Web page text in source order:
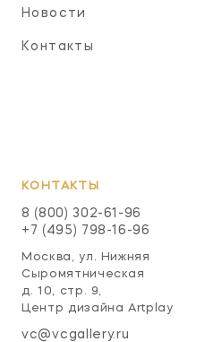
Новости
Контакты
КОНТАКТЫ
8 (800) 302-61-96
+7 (495) 798-16-96
Москва, ул. Нижняя
Сыромятническая
д. 10, стр. 9,
Центр дизайна Artplay
vc@vcgallery.ru